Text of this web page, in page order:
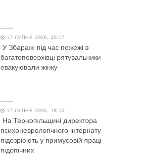
17 ЛИПНЯ 2026, 20:17
У Збаражі під час пожежі в
багатоповерхівці рятувальники
евакуювали жінку
17 ЛИПНЯ 2026, 18:15
На Тернопільщині директора
психоневрологічного інтернату
підозрюють у примусовій праці
підопічних